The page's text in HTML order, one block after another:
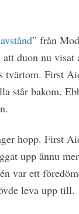
” från
duon nu
tvärtom. First
står bakom.
hopp. First
upp ännu
var ett
leva upp till.